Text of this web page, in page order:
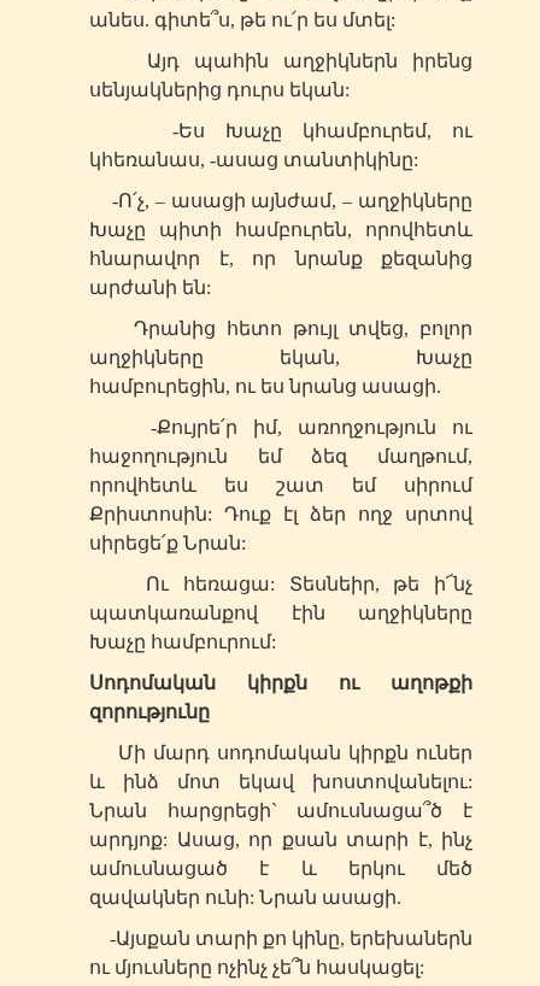
անես. գիտե՞ս, թե ու՛ր ես մտել:
Այդ պահին աղջիկներն իրենց
սենյակներից դուրս եկան:
-Ես Խաչը կհամբուրեմ, ու
կհեռանաս, -ասաց տանտիկինը:
-Ո՛չ, – ասացի այնժամ, – աղջիկները
Խաչը պիտի համբուրեն, որովհետև
հնարավոր է, որ նրանք քեզանից
արժանի են:
Դրանից հետո թույլ տվեց, բոլոր
աղջիկները եկան, Խաչը
համբուրեցին, ու ես նրանց ասացի.
-Քույրե՛ր իմ, առողջություն ու
հաջողություն եմ ձեզ մաղթում,
որովհետև ես շատ եմ սիրում
Քրիստոսին: Դուք էլ ձեր ողջ սրտով
սիրեցե՛ք Նրան:
Ու հեռացա: Տեսնեիր, թե ի՜նչ
պատկառանքով էին աղջիկները
Խաչը համբուրում:
Սոդոմական կիրքն ու աղոթքի
զորությունը
Մի մարդ սոդոմական կիրքն ուներ
և ինձ մոտ եկավ խոստովանելու:
Նրան հարցրեցի` ամուսնացա՞ծ է
արդյոք: Ասաց, որ քսան տարի է, ինչ
ամուսնացած է և երկու մեծ
զավակներ ունի: Նրան ասացի.
-Այսքան տարի քո կինը, երեխաներն
ու մյուսները ոչինչ չե՞ն հասկացել: